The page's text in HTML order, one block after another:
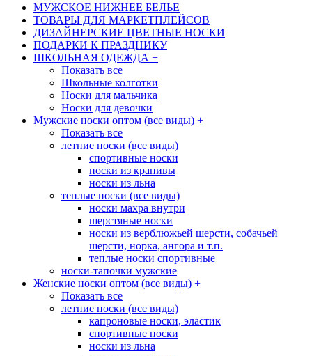
МУЖСКОЕ НИЖНЕЕ БЕЛЬЕ
ТОВАРЫ ДЛЯ МАРКЕТПЛЕЙСОВ
ДИЗАЙНЕРСКИЕ ЦВЕТНЫЕ НОСКИ
ПОДАРКИ К ПРАЗДНИКУ
ШКОЛЬНАЯ ОДЕЖДА +
Показать все
Школьные колготки
Носки для мальчика
Носки для девочки
Мужские носки оптом (все виды) +
Показать все
летние носки (все виды)
спортивные носки
носки из крапивы
носки из льна
теплые носки (все виды)
носки махра внутри
шерстяные носки
носки из верблюжьей шерсти, собачьей
шерсти, норка, ангора и т.п.
теплые носки спортивные
носки-тапочки мужские
Женские носки оптом (все виды) +
Показать все
летние носки (все виды)
капроновые носки, эластик
спортивные носки
носки из льна